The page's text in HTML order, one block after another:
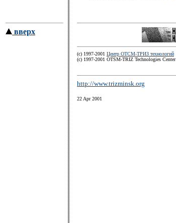
вверх
(c) 1997-2001 Центр ОТСМ-ТРИЗ технологий
(с) 1997-2001 OTSM-TRIZ Technologies Center
http://www.trizminsk.org
22 Apr 2001